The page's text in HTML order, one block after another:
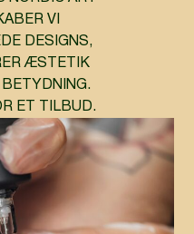
VI
DESIGNS,
ÆSTETIK
ET TILBUD.